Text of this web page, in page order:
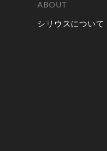
ABOUT
シリウスについて